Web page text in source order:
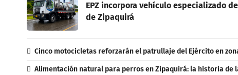
EPZ incorpora vehículo especializado
de Zipaquirá
Cinco motocicletas reforzarán el patrullaje del Ejército en
Alimentación natural para perros en Zipaquirá: la historia de